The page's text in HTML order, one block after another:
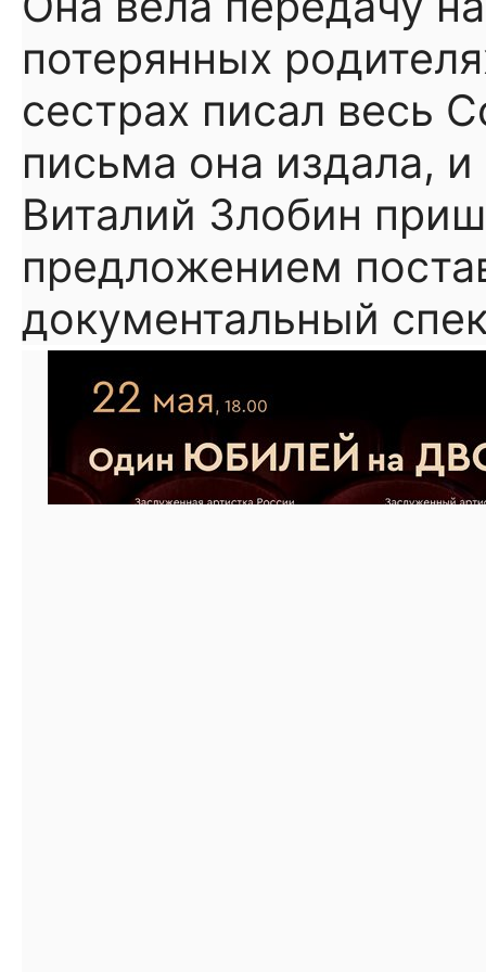
потерянных
сестрах писал весь
письма она издала,
Виталий Злобин
предложением
документальный